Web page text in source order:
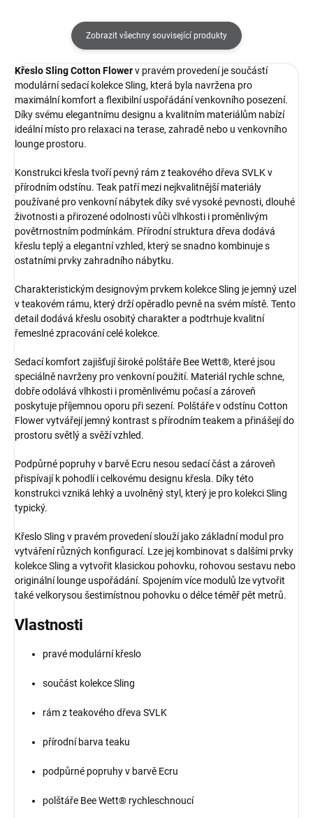
Zobrazit všechny související produkty
Křeslo Sling Cotton Flowerv pravém provedení je součástí
modulární sedací kolekce Sling, která byla navržena pro
maximální komfort a flexibilní uspořádání venkovního posezení.
Díky svému elegantnímu designu a kvalitním materiálům nabízí
ideální místo pro relaxaci na terase, zahradě nebo u venkovního
lounge prostoru.
Konstrukci křesla tvoří pevný rám z teakového dřeva SVLK v
přírodním odstínu. Teak patří mezi nejkvalitnější materiály
používané pro venkovní nábytek díky své vysoké pevnosti, dlouhé
životnosti a přirozené odolnosti vůči vlhkosti i proměnlivým
povětrnostním podmínkám. Přírodní struktura dřeva dodává
křeslu teplý a elegantní vzhled, který se snadno kombinuje s
ostatními prvky zahradního nábytku.
Charakteristickým designovým prvkem kolekce Sling je jemný uzel
v teakovém rámu, který drží opěradlo pevně na svém místě. Tento
detail dodává křeslu osobitý charakter a podtrhuje kvalitní
řemeslné zpracování celé kolekce.
Sedací komfort zajišťují široké polštáře Bee Wett®, které jsou
speciálně navrženy pro venkovní použití. Materiál rychle schne,
dobře odolává vlhkosti i proměnlivému počasí a zároveň
poskytuje příjemnou oporu při sezení. Polštáře v odstínu Cotton
Flower vytvářejí jemný kontrast s přírodním teakem a přinášejí do
prostoru světlý a svěží vzhled.
Podpůrné popruhy v barvě Ecru nesou sedací část a zároveň
přispívají k pohodlí i celkovému designu křesla. Díky této
konstrukci vzniká lehký a uvolněný styl, který je pro kolekci Sling
typický.
Křeslo Sling v pravém provedení slouží jako základní modul pro
vytváření různých konfigurací. Lze jej kombinovat s dalšími prvky
kolekce Sling a vytvořit klasickou pohovku, rohovou sestavu nebo
originální lounge uspořádání. Spojením více modulů lze vytvořit
také velkorysou šestimístnou pohovku o délce téměř pět metrů.
Vlastnosti
pravé modulární křeslo
součást kolekce Sling
rám z teakového dřeva SVLK
přírodní barva teaku
podpůrné popruhy v barvě Ecru
polštáře Bee Wett® rychleschnoucí